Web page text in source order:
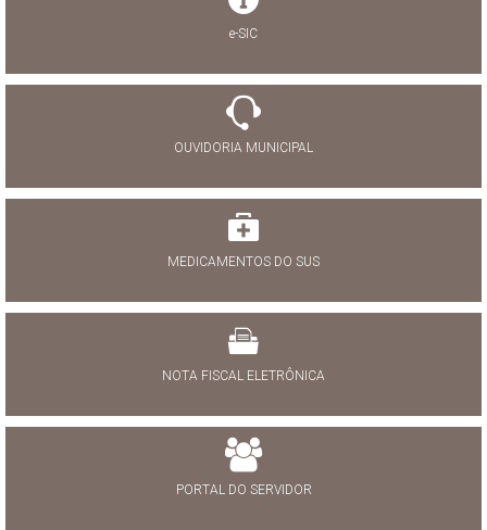
e-SIC
OUVIDORIA MUNICIPAL
MEDICAMENTOS DO SUS
NOTA FISCAL ELETRÔNICA
PORTAL DO SERVIDOR